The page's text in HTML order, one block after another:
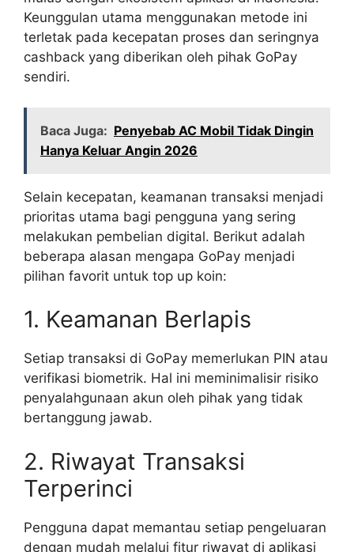
Keunggulan utama menggunakan metode ini
terletak pada kecepatan proses dan seringnya
cashback yang diberikan oleh pihak GoPay
sendiri.
Baca Juga: Penyebab AC Mobil Tidak Dingin
Hanya Keluar Angin 2026
Selain kecepatan, keamanan transaksi menjadi
prioritas utama bagi pengguna yang sering
melakukan pembelian digital. Berikut adalah
beberapa alasan mengapa GoPay menjadi
pilihan favorit untuk top up koin:
1. Keamanan Berlapis
Setiap transaksi di GoPay memerlukan PIN atau
verifikasi biometrik. Hal ini meminimalisir risiko
penyalahgunaan akun oleh pihak yang tidak
bertanggung jawab.
2. Riwayat Transaksi
Terperinci
Pengguna dapat memantau setiap pengeluaran
dengan mudah melalui fitur riwayat di aplikasi